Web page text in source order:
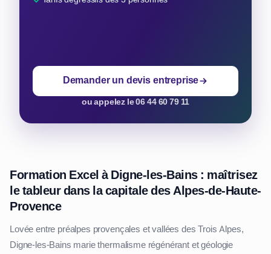
Demander un devis entreprise
ou appelez le 06 44 60 79 11
Formation Excel à Digne-les-Bains : maîtrisez
le tableur dans la capitale des Alpes-de-Haute-
Provence
Lovée entre préalpes provençales et vallées des Trois Alpes,
Digne-les-Bains marie thermalisme régénérant et géologie